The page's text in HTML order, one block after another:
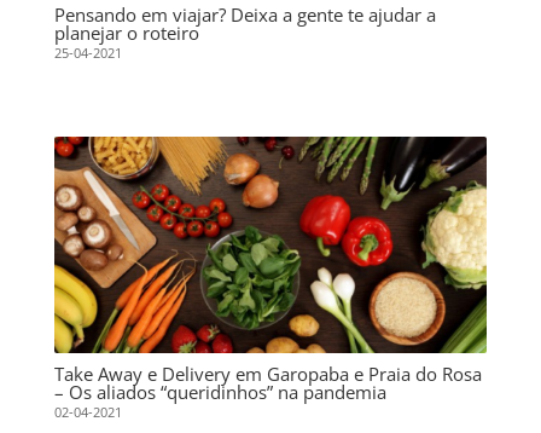
Pensando em viajar? Deixa a gente te ajudar a
planejar o roteiro
25-04-2021
Take Away e Delivery em Garopaba e Praia do Rosa
– Os aliados “queridinhos” na pandemia
02-04-2021